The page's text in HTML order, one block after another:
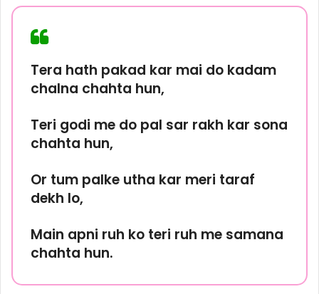
Tera hath pakad kar mai do kadam
chalna chahta hun,
Teri godi me do pal sar rakh kar sona
chahta hun,
Or tum palke utha kar meri taraf
dekh lo,
Main apni ruh ko teri ruh me samana
chahta hun.